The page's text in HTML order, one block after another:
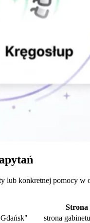
lub konkretnej pomocy
Strona
strona